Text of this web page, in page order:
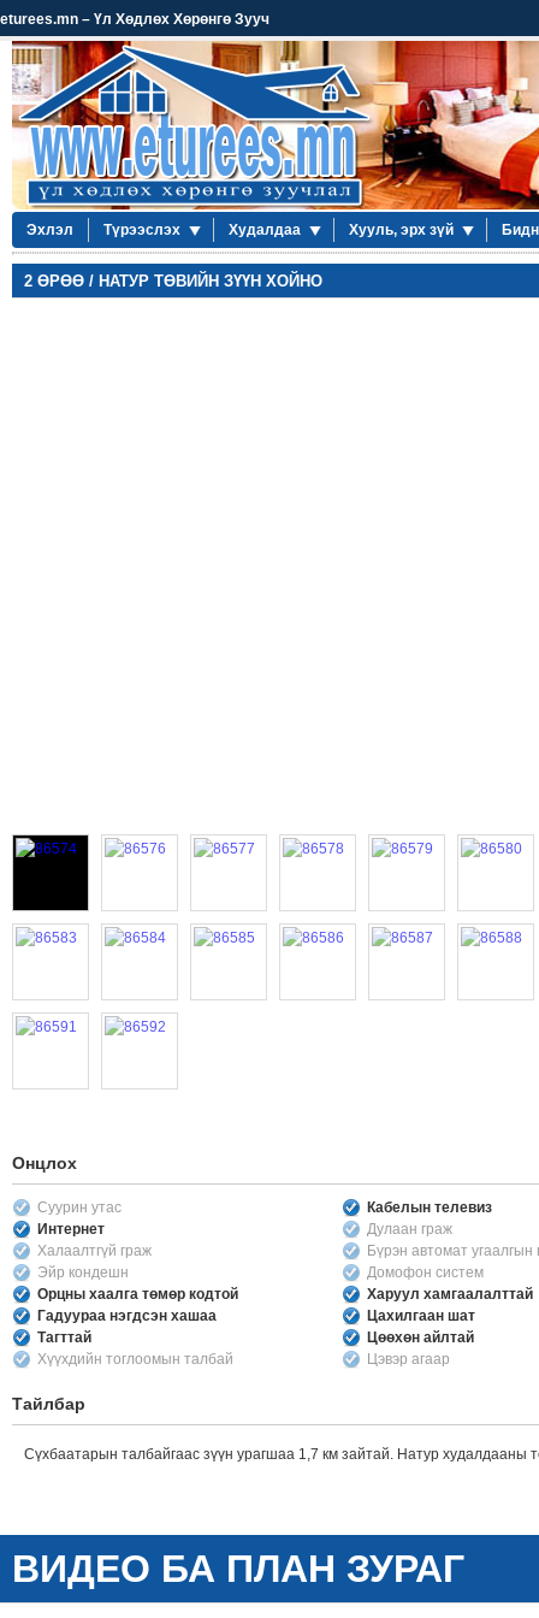
eturees.mn – Үл Хөдлөх Хөрөнгө Зууч
Эхлэл Түрээслэх Худалдаа Хууль, эрх зүй
2 ӨРӨӨ / НАТУР ТӨВИЙН ЗҮҮН ХОЙНО
Онцлох
Суурин утас
Кабелын телевиз
Интернет
Дулаан граж
Халаалтгүй граж
Бүрэн автомат
Эйр кондешн
Домофон систем
Орцны хаалга төмөр кодтой
Харуул хамгаалалттай
Гадуураа нэгдсэн хашаа
Цахилгаан шат
Тагттай
Цөөхөн айлтай
Хүүхдийн тоглоомын талбай
Цэвэр агаар
Тайлбар
Сүхбаатарын талбайгаас зүүн урагшаа 1,7 км зайтай. Натур худалдааны
ВИДЕО БА ПЛАН ЗУРАГ